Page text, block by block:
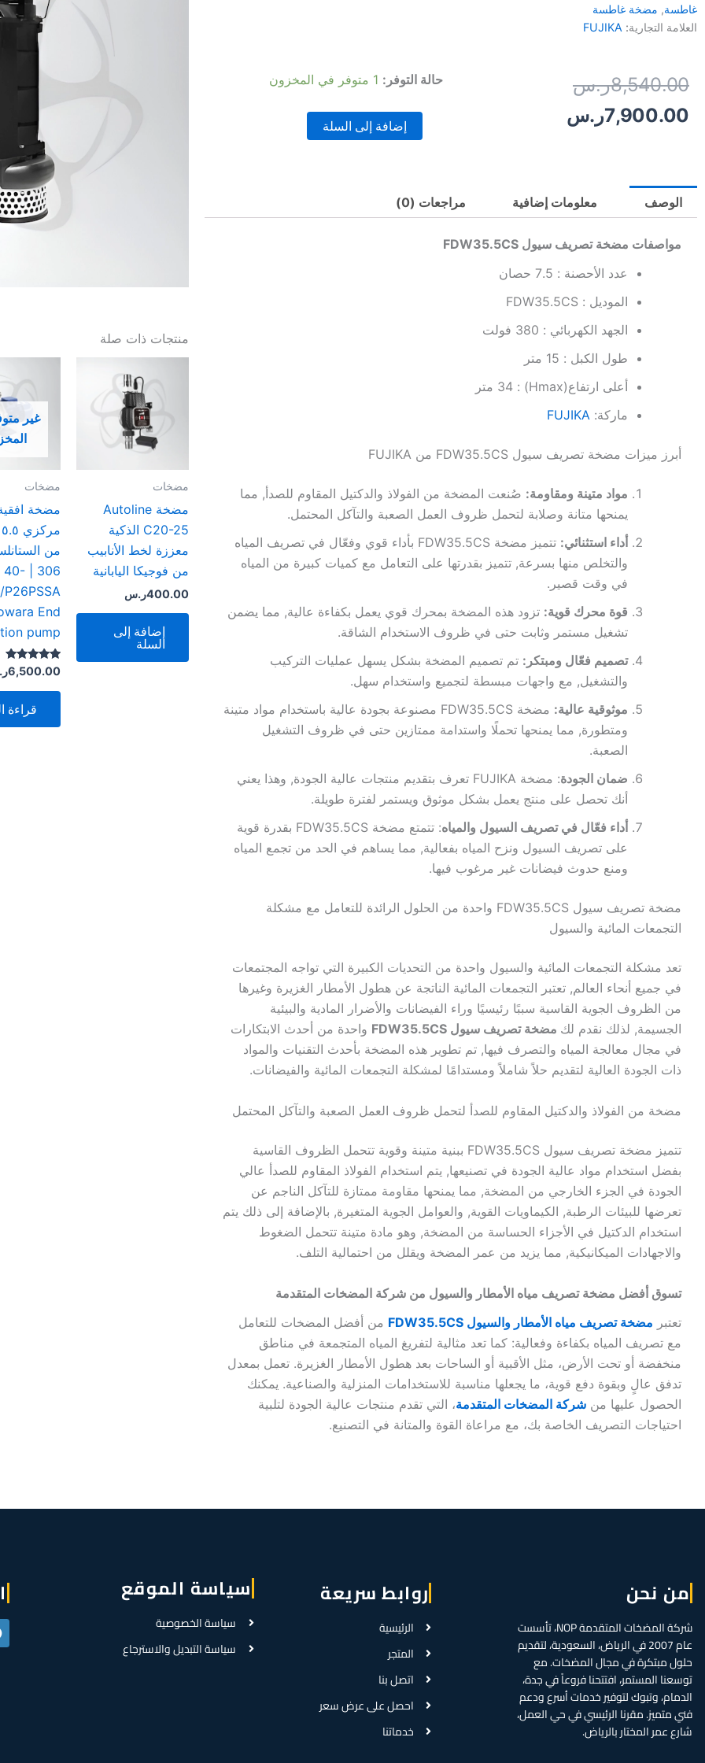
غاطسة, مضخة غاطسة
العلامة التجارية: FUJIKA
8,540.00ر.سالسعر
الأصلي
7,900.00ر.س
حالة التوفر: 1 متوفر في المخزون
كمية
FDW35.5CS
إضافة إلى السلة
الوصف معلومات إضافية مراجعات (0)
مواصفات مضخة تصريف سيول FDW35.5CS
عدد الأحصنة : 7.5 حصان
الموديل : FDW35.5CS
الجهد الكهربائي : 380 فولت
طول الكبل : 15 متر
أعلى ارتفاع(Hmax) : 34 متر
ماركة: FUJIKA
أبرز ميزات مضخة تصريف سيول FDW35.5CS من FUJIKA
مواد متينة ومقاومة: صُنعت المضخة من الفولاذ والدكتيل المقاوم للصدأ, مما
يمنحها متانة وصلابة لتحمل ظروف العمل الصعبة والتآكل المحتمل.
أداء استثنائي:
تتميز مضخة FDW35.5CS بأداء قوي وفعّال في تصريف المياه
والتخلص منها بسرعة, تتميز بقدرتها على التعامل مع كميات كبيرة من المياه
في وقت قصير.
قوة محرك قوية: تزود هذه المضخة بمحرك قوي يعمل بكفاءة عالية, مما يضمن
تشغيل مستمر وثابت حتى في ظروف الاستخدام الشاقة.
تصميم فعّال ومبتكر: تم تصميم المضخة بشكل يسهل عمليات التركيب
والتشغيل, مع واجهات مبسطة لتجميع واستخدام سهل.
موثوقية عالية:
مضخة FDW35.5CS مصنوعة بجودة عالية باستخدام مواد متينة
ومتطورة, مما يمنحها تحملًا واستدامة ممتازين حتى في ظروف التشغيل
الصعبة.
ضمان الجودة
: مضخة FUJIKA تعرف بتقديم منتجات عالية الجودة, وهذا يعني
أنك تحصل على منتج يعمل بشكل موثوق ويستمر لفترة طويلة.
أداء فعّال في تصريف السيول والمياه
: تتمتع مضخة FDW35.5CS بقدرة قوية
على تصريف السيول ونزح المياه بفعالية, مما يساهم في الحد من تجمع المياه
ومنع حدوث فيضانات غير مرغوب فيها.
مضخة تصريف سيول FDW35.5CS واحدة من الحلول الرائدة للتعامل مع مشكلة
التجمعات المائية والسيول
تعد مشكلة التجمعات المائية والسيول واحدة من التحديات الكبيرة التي تواجه المجتمعات
في جميع أنحاء العالم, تعتبر التجمعات المائية الناتجة عن هطول الأمطار الغزيرة وغيرها
من الظروف الجوية القاسية سببًا رئيسيًا وراء الفيضانات والأضرار المادية والبيئية
الجسيمة, لذلك نقدم لك مضخة تصريف سيول FDW35.5CS
واحدة من أحدث الابتكارات
في مجال معالجة المياه والتصرف فيها, تم تطوير هذه المضخة بأحدث التقنيات والمواد
ذات الجودة العالية لتقديم حلاً شاملاً ومستدامًا لمشكلة التجمعات المائية والفيضانات.
مضخة من الفولاذ والدكتيل المقاوم للصدأ لتحمل ظروف العمل الصعبة والتآكل المحتمل
تتميز مضخة تصريف سيول FDW35.5CS ببنية متينة وقوية تتحمل الظروف القاسية
بفضل استخدام مواد عالية الجودة في تصنيعها, يتم استخدام الفولاذ المقاوم للصدأ عالي
الجودة في الجزء الخارجي من المضخة, مما يمنحها مقاومة ممتازة للتآكل الناجم عن
تعرضها للبيئات الرطبة, الكيماويات القوية, والعوامل الجوية المتغيرة, بالإضافة إلى ذلك يتم
استخدام الدكتيل في الأجزاء الحساسة من المضخة, وهو مادة متينة تتحمل الضغوط
والاجهادات الميكانيكية, مما يزيد من عمر المضخة ويقلل من احتمالية التلف.
تسوق أفضل مضخة تصريف مياه الأمطار والسيول من شركة المضخات المتقدمة
تعتبر مضخة تصريف مياه الأمطار والسيول FDW35.5CS
من أفضل المضخات للتعامل
مع تصريف المياه بكفاءة وفعالية: كما تعد مثالية لتفريغ المياه المتجمعة في مناطق
منخفضة أو تحت الأرض، مثل الأقبية أو الساحات بعد هطول الأمطار الغزيرة. تعمل بمعدل
تدفق عالٍ وبقوة دفع قوية، ما يجعلها مناسبة للاستخدامات المنزلية والصناعية. يمكنك
الحصول عليها من شركة المضخات المتقدمة، التي تقدم منتجات عالية الجودة لتلبية
احتياجات التصريف الخاصة بك، مع مراعاة القوة والمتانة في التصنيع.
منتجات ذات صلة
مضخات
مضخة Autoline
C20-25 الذكية
معززة لخط الأنابيب
من فوجيكا اليابانية
400.00ر.س
إضافة إلى
السلة
غير
مضخات
مضخة
من
40-
End
pump
تم التقييم
5.00
من 5
6,500.00
قراءة
من نحن
شركة المضخات المتقدمة NOP، تأسست
عام 2007 في الرياض، السعودية، لتقديم
حلول مبتكرة في مجال المضخات. مع
توسعنا المستمر، افتتحنا فروعاً في جدة،
الدمام، وتبوك لتوفير خدمات أسرع ودعم
فني متميز. مقرنا الرئيسي في حي العمل،
شارع عمر المختار بالرياض.
روابط سريعة
الرئيسية
المتجر
اتصل بنا
احصل على عرض سعر
خدماتنا
سياسة الموقع
سياسة الخصوصية
سياسة التبديل والاسترجاع